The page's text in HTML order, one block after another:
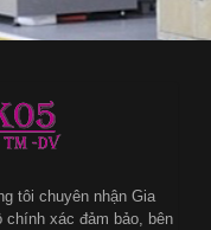
tôi chuyên nhận Gia
chính xác đảm bảo, bên